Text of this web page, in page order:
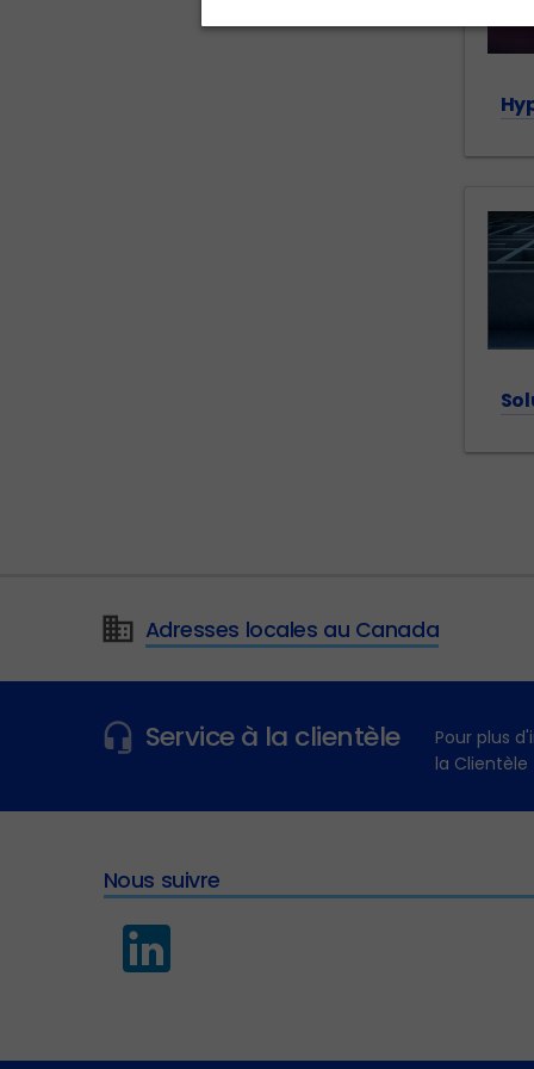
Adresses locales au Canada
Service à la clientèle
Pour plus
la Clientèle
Nous suivre